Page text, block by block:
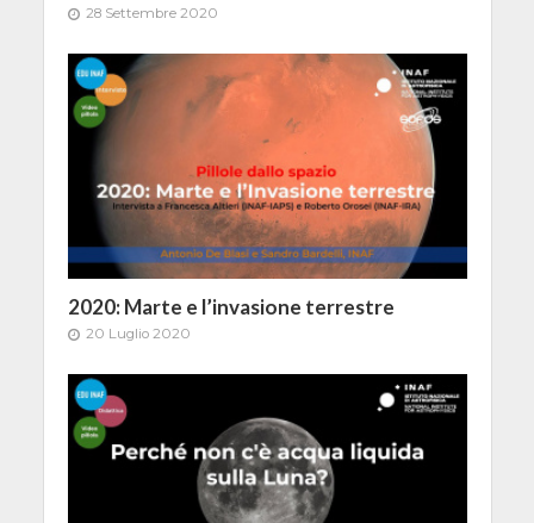
28 Settembre 2020
2020: Marte e l’invasione terrestre
20 Luglio 2020